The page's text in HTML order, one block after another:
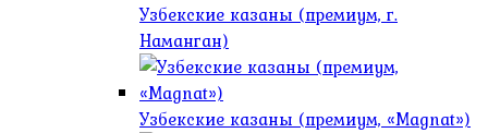
Узбекские казаны (премиум, г.
Наманган)
Узбекские казаны (премиум, «Magnat»)